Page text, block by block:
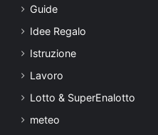
Guide
Idee Regalo
Istruzione
Lavoro
Lotto & SuperEnalotto
meteo